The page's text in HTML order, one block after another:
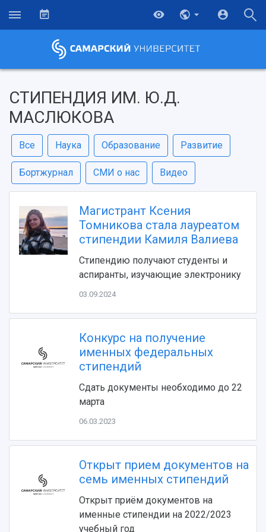
Об университете
Ключевые факты
Рейтинги
Руководство
Наблюдательный совет
Попечительский совет
Ученый совет
Главные новости
Объявления
СМИ об университете
Пресс-центр
Газета "Полет"
Образование
Почему я выбираю Самарский университет?
Абитуриенту
Бакалавриат и специалитет
Аспирантура
Формы обучения
Учебные планы
Дополнительное образование
Научно-исследовательская деятельность
Основные научные направления
Научные школы и ведущие научные коллективы
Диссертационные советы
Конкурс на замещение должностей научных
работников
Научно-технический совет
Научные проекты и темы
СТИПЕНДИЯ ИМ. Ю.Д.
МАСЛЮКОВА
Все Наука Образование Развитие
Бортжурнал СМИ о нас Видео
Магистрант Ксения
Томникова стала лауреатом
стипендии Камиля Валиева
Стипендию получают студенты и
аспиранты, изучающие электронику
03.09.2024
Конкурс на получение
именных федеральных
стипендий
Сдать документы необходимо до 22
марта
06.03.2023
Открыт прием документов на
семь именных стипендий
Открыт приём документов на
именные стипендии на 2022/2023
учебный год